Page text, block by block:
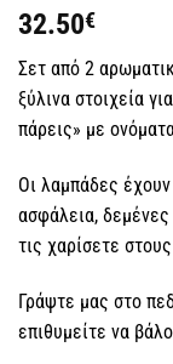
32.50€
Σετ από 2
ξύλινα στοιχεία
πάρεις» με
Οι λαμπάδες
ασφάλεια,
τις χαρίσετε
Γράψτε μας στο
επιθυμείτε να